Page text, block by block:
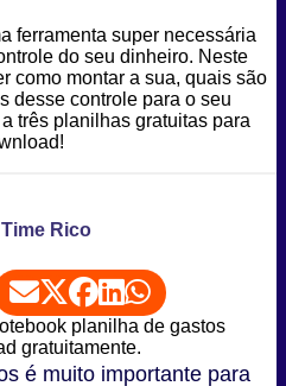
ferramenta super necessária
do seu dinheiro. Neste
como montar a sua, quais são
desse controle para o seu
três planilhas gratuitas para
Time Rico
é muito importante para